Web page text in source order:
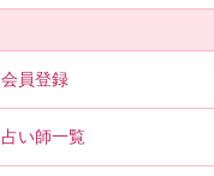
会員登録
占い師一覧